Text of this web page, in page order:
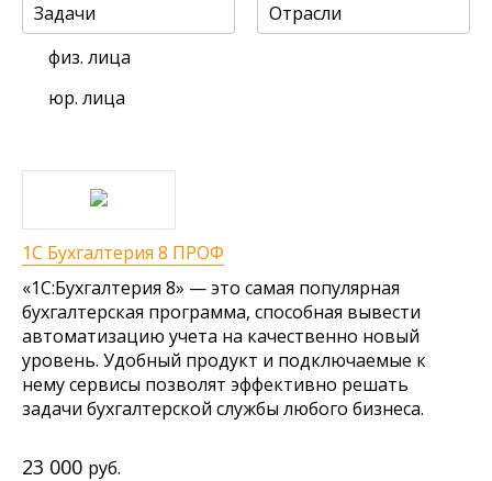
Задачи
Отрасли
физ. лица
юр. лица
1С Бухгалтерия 8 ПРОФ
«1C:Бухгалтерия 8» — это самая популярная
бухгалтерская программа, способная вывести
автоматизацию учета на качественно новый
уровень. Удобный продукт и подключаемые к
нему сервисы позволят эффективно решать
задачи бухгалтерской службы любого бизнеса.
23 000 руб.